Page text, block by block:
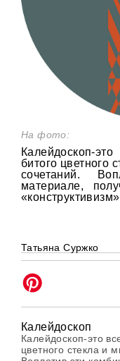
На фото:
Калейдоскоп-
битого цветного
сочетаний.
материале,
Татьяна Суржко
Калейдоскоп
Калейдоскоп-это
цветного стекла и